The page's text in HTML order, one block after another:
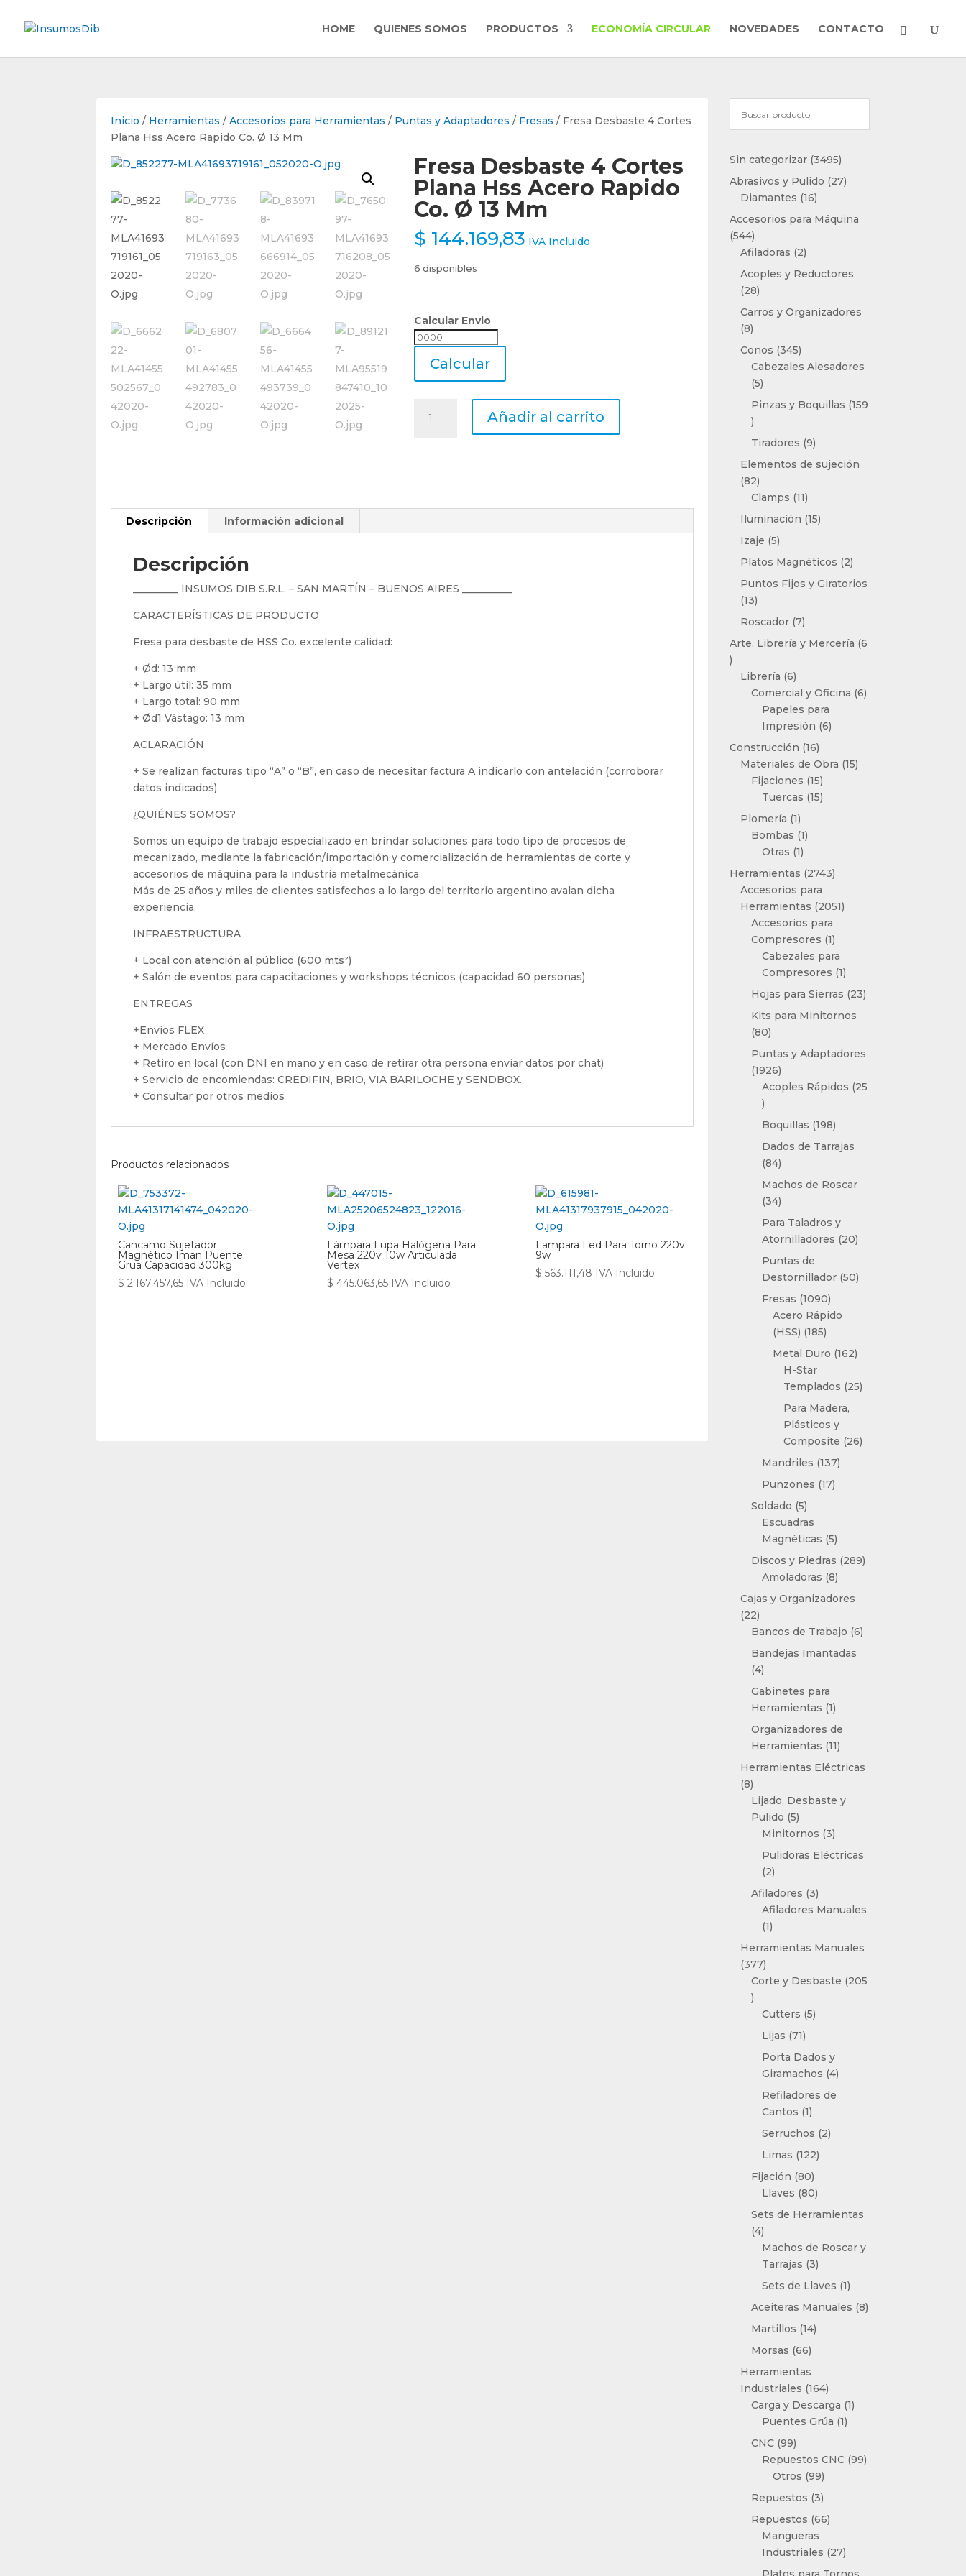
HOME QUIENES SOMOS PRODUCTOS ECONOMÍA CIRCULAR NOVEDADES CONTACTO
Inicio / Herramientas /Accesorios para Herramientas / Puntas y Adaptadores / Fresas / Fresa Desbaste 4 Cortes
Plana Hss Acero Rapido Co. Ø 13 Mm
Fresa Desbaste 4 Cortes
Plana Hss Acero Rapido
Co. Ø 13 Mm
$ 144.169,83 IVA Incluido
6 disponibles
Calcular Envio
Calcular
Calcular
Desbaste
Acero
Mm
Añadir al carrito
Descripción Información adicional
Descripción
_________ INSUMOS DIB S.R.L. – SAN MARTÍN – BUENOS AIRES __________
CARACTERÍSTICAS DE PRODUCTO
Fresa para desbaste de HSS Co. excelente calidad:
+ Ød: 13 mm
+ Largo útil: 35 mm
+ Largo total: 90 mm
+ Ød1 Vástago: 13 mm
ACLARACIÓN
+ Se realizan facturas tipo “A” o “B”, en caso de necesitar factura A indicarlo con antelación (corroborar
datos indicados).
¿QUIÉNES SOMOS?
Somos un equipo de trabajo especializado en brindar soluciones para todo tipo de procesos de
mecanizado, mediante la fabricación/importación y comercialización de herramientas de corte y
accesorios de máquina para la industria metalmecánica.
Más de 25 años y miles de clientes satisfechos a lo largo del territorio argentino avalan dicha
experiencia.
INFRAESTRUCTURA
+ Local con atención al público (600 mts²)
+ Salón de eventos para capacitaciones y workshops técnicos (capacidad 60 personas)
ENTREGAS
+Envíos FLEX
+ Mercado Envíos
+ Retiro en local (con DNI en mano y en caso de retirar otra persona enviar datos por chat)
+ Servicio de encomiendas: CREDIFIN, BRIO, VIA BARILOCHE y SENDBOX.
+ Consultar por otros medios
Productos relacionados
Cancamo Sujetador
Magnético Iman Puente
Grua Capacidad 300kg
$ 2.167.457,65 IVA Incluido
Lámpara Lupa Halógena Para
Mesa 220v 10w Articulada
Vertex
$ 445.063,65 IVA Incluido
Lampara Led Para Torno 220v
9w
$ 563.111,48 IVA Incluido
Sin categorizar 34953495
productos
Abrasivos y Pulido 2727
Diamantes 1616
productos
Accesorios para Máquina
544544
productos
Afiladoras 22
productos
Acoples y Reductores
2828
productos
Carros y Organizadores
88
productos
Conos 345345
productos
Cabezales Alesadores
55
productos
Pinzas y Boquillas 159
159
productos
Tiradores 99
productos
Elementos de sujeción
8282
productos
Clamps 1111
productos
Iluminación 1515
Izaje 55
productos
Platos Magnéticos 22
productos
Puntos Fijos y Giratorios
1313
productos
Roscador 77
productos
Arte, Librería y Mercería 6
6
productos
Librería 66
productos
Comercial y Oficina 66
Papeles para
Impresión 66
Construcción 1616
productos
Materiales de Obra 1515
Fijaciones 1515
productos
Tuercas 1515
Plomería 11
producto
Bombas 11
Otras 11
producto
Herramientas 27432743
Accesorios para
Herramientas
20512051
Accesorios para
Compresores 11
producto
Cabezales para
Compresores 11
producto
Hojas para Sierras 2323
Kits para Minitornos
8080
productos
Puntas y Adaptadores
19261926
productos
Acoples Rápidos
25
25
productos
Boquillas 198198
productos
Dados de Tarrajas
8484
productos
Machos de Roscar
3434
productos
Para Taladros y
Atornilladores
2020
Puntas de
Destornillador 5050
Fresas 10901090
productos
Acero Rápido
(HSS) 185185
productos
Metal Duro 162162
H-Star
Templados
2525
Para Madera,
Plásticos y
Composite
2626
Mandriles 137137
Punzones 1717
Soldado 55
productos
Escuadras
Magnéticas 55
productos
Discos y Piedras 289289
Amoladoras 88
Cajas y Organizadores
2222
productos
Bancos de Trabajo 66
Bandejas Imantadas
44
productos
Gabinetes para
Herramientas 11
producto
Organizadores de
Herramientas 1111
productos
Herramientas Eléctricas
88
productos
Lijado, Desbaste y
Pulido 55
productos
Minitornos 33
productos
Pulidoras Eléctricas
22
productos
Afiladores 33
productos
Afiladores Manuales
11
producto
Herramientas Manuales
377377
productos
Corte y Desbaste
205
205
productos
Cutters 55
Lijas 7171
productos
Porta Dados y
Giramachos 44
Refiladores de
Cantos 11
producto
Serruchos 22
Limas 122122
Fijación 8080
productos
Llaves 8080
productos
Sets de Herramientas
44
productos
Machos de Roscar y
Tarrajas 33
productos
Sets de Llaves 11
producto
Aceiteras Manuales 88
Martillos 1414
Morsas 6666
Herramientas
Industriales 164164
productos
Carga y Descarga 11
Puentes Grúa 11
CNC 9999
productos
Repuestos CNC 9999
Otros 9999
productos
Repuestos 33
productos
Repuestos 6666
Mangueras
Industriales
2727